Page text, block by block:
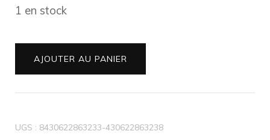
1 en stock
quantité
F
acier
AJOUTER AU PANIER
UGS : 8430622863233-430622863238